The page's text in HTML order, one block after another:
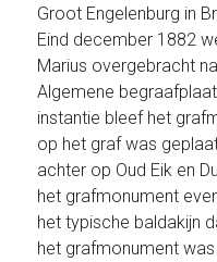
Groot Engelenburg in
Eind december 1882
Marius overgebracht
Algemene
instantie bleef het
op het graf was
achter op Oud Eik en
het grafmonument
het typische baldakijn
het grafmonument